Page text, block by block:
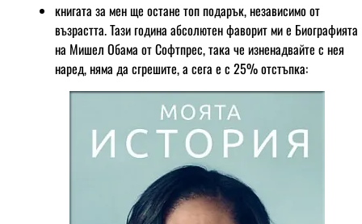
книгата за мен ще остане топ подарък, независимо от
възрастта. Тази година абсолютен фаворит ми е Биографията
на Мишел Обама от Софтпрес, така че изненадвайте с нея
наред, няма да сгрешите, а сега е с 25% отстъпка: